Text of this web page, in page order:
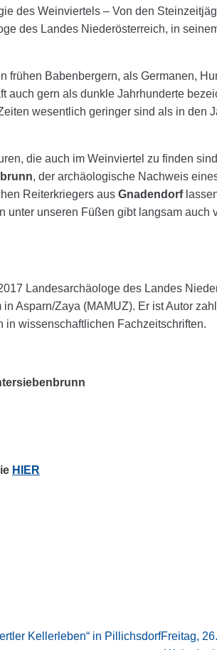
des Weinviertels – Von den
des Landes Niederösterreich, in
frühen Babenbergern, als Germanen,
auch gern als dunkle Jahrhunderte
wesentlich geringer sind als in den
die auch im Weinviertel zu finden
, der archäologische Nachweis
Reiterkriegers aus Gnadendorf
unter unseren Füßen gibt langsam auch
Landesarchäologe des Landes
Asparn/Zaya (MAMUZ). Er ist Autor
in wissenschaftlichen Fachzeitschriften.
HIER
Freitag,